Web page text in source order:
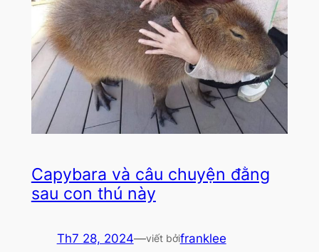
Capybara và câu chuyện đằng
sau con thú này
Th7 28, 2024—viết bởifranklee